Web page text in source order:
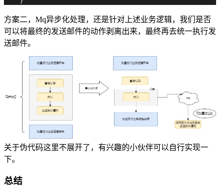
方案二，Mq异步化处理，还是针对上述业务逻辑，我们是否
可以将最终的发送邮件的动作剥离出来，最终再去统一执行发
送邮件。
关于伪代码这里不展开了，有兴趣的小伙伴可以自行实现一
下。
总结